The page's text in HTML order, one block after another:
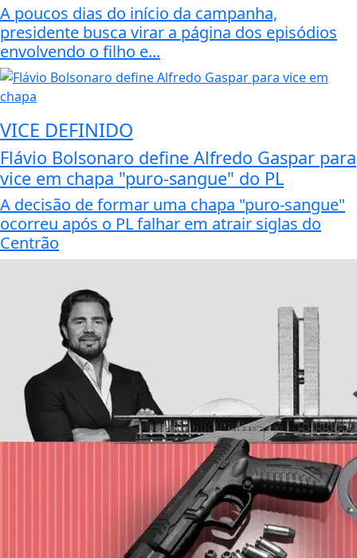
A poucos dias do início da campanha,
presidente busca virar a página dos episódios
envolvendo o filho e...
VICE DEFINIDO
Flávio Bolsonaro define Alfredo Gaspar para
vice em chapa "puro-sangue" do PL
A decisão de formar uma chapa "puro-sangue"
ocorreu após o PL falhar em atrair siglas do
Centrão